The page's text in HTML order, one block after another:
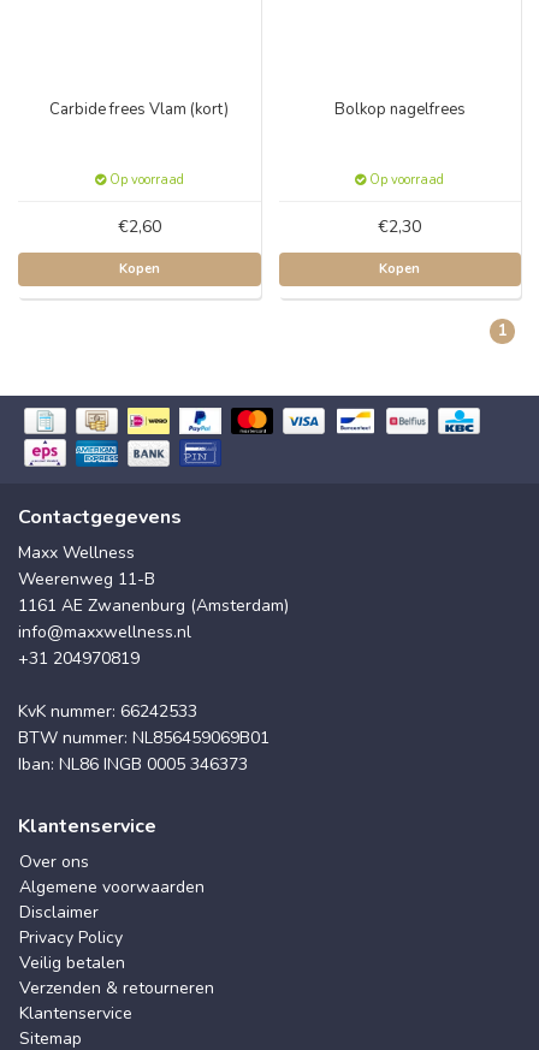
Carbide frees Vlam (kort)
Op voorraad
€2,60
Kopen
Bolkop nagelfrees
Op voorraad
€2,30
Kopen
1
Contactgegevens
Maxx Wellness
Weerenweg 11-B
1161 AE Zwanenburg (Amsterdam)
info@maxxwellness.nl
+31 204970819
KvK nummer: 66242533
BTW nummer: NL856459069B01
Iban: NL86 INGB 0005 346373
Klantenservice
Over ons
Algemene voorwaarden
Disclaimer
Privacy Policy
Veilig betalen
Verzenden & retourneren
Klantenservice
Sitemap